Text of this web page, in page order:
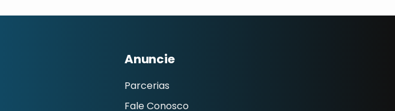
Anuncie
Parcerias
Fale Conosco